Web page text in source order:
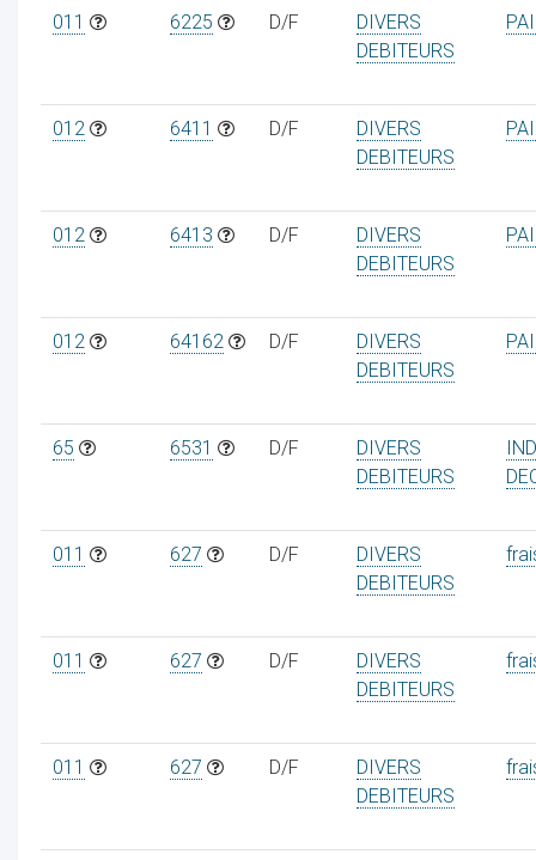
011 6225 D/F
DIVERS
DEBITEURS
012 6411 D/F
DIVERS
DEBITEURS
012 6413 D/F
DIVERS
DEBITEURS
012 64162 D/F
DIVERS
DEBITEURS
65 6531 D/F
DIVERS
DEBITEURS
011 627 D/F
DIVERS
DEBITEURS
011 627 D/F
DIVERS
DEBITEURS
011 627 D/F
DIVERS
DEBITEURS